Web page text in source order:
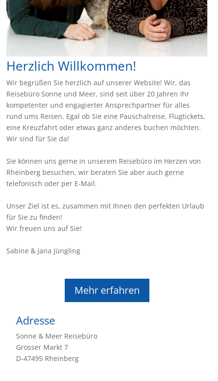
Herzlich Willkommen!
Wir begrüßen Sie herzlich auf unserer Website! Wir, das
Reisebüro Sonne und Meer, sind seit über 20 Jahren Ihr
kompetenter und engagierter Ansprechpartner für alles
rund ums Reisen. Egal ob Sie eine Pauschalreise, Flugtickets,
eine Kreuzfahrt oder etwas ganz anderes buchen möchten.
Wir sind für Sie da!
Sie können uns gerne in unserem Reisebüro im Herzen von
Rheinberg besuchen, wir beraten Sie aber auch gerne
telefonisch oder per E-Mail.
Unser Ziel ist es, zusammen mit Ihnen den perfekten Urlaub
für Sie zu finden!
Wir freuen uns auf Sie!
Sabine & Jana Jüngling
Mehr erfahren
Adresse
Sonne & Meer Reisebüro
Grosser Markt 7
D-47495 Rheinberg